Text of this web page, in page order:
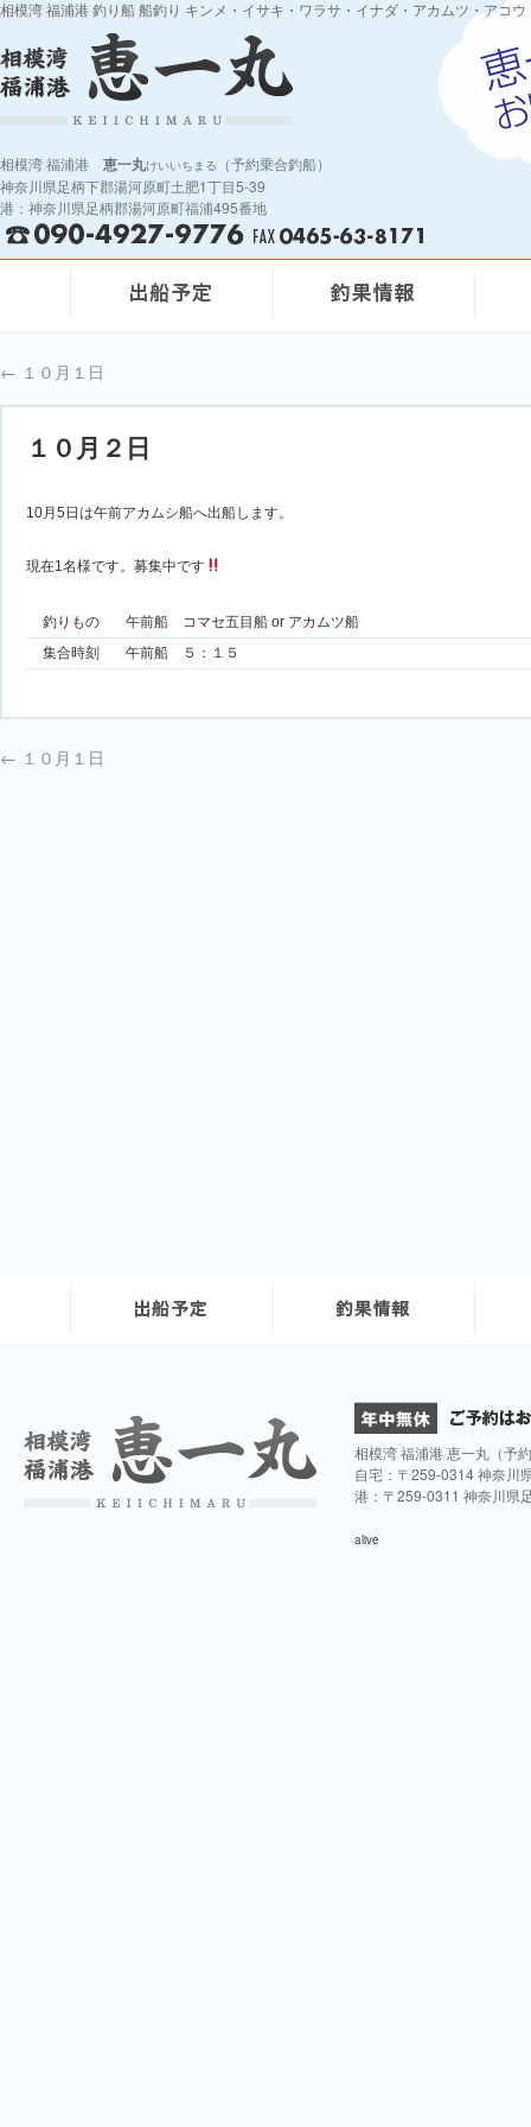
相模湾 福浦港 釣り船 船釣り キンメ・イサキ・ワラサ・イナダ・アカムツ・アコ
相模湾 福浦港 恵一丸けいいちまる
（予約乗合釣船）
神奈川県足柄下郡湯河原町土肥1丁目5-39
港：神奈川県足柄郡湯河原町福浦495番地
← １０月１日
１０月２日
10月5日は午前アカムシ船へ出船します。
現在1名様です。募集中です
釣りもの
午前船 コマセ五目船 or アカムツ船
集合時刻
午前船 ５：１５
← １０月１日
相模湾 福浦港 恵一丸（予
自宅：〒259-0314 神奈川
港：〒259-0311 神奈川県
alive